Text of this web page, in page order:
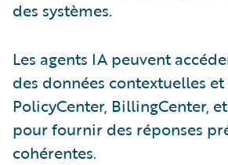
des systèmes.
Les agents IA peuvent
des données contextuelles
PolicyCenter, BillingCenter,
pour fournir des réponses
cohérentes.